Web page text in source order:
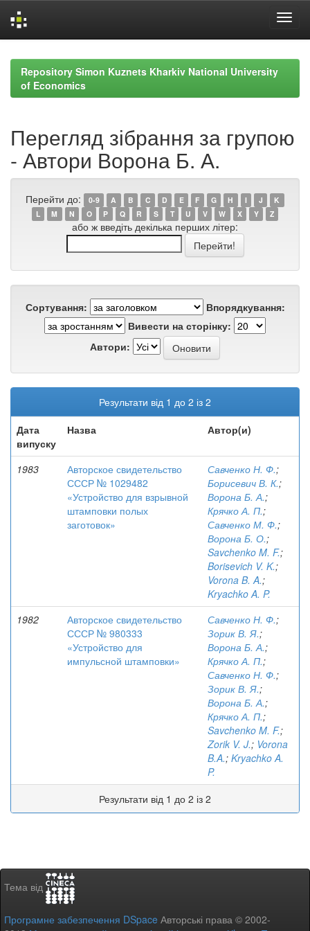
navigationRepository Simon Kuznets Kharkiv National University
of Economics
Перегляд зібрання за групою
- Автори Ворона Б. А.
Перейти до: 0-9 A B C D E F G H I J
K
L
M N O P Q R S T U V W X Y Z
або ж введіть декілька перших літер:
Сортування:
Впорядкування:
Вивести на сторінку:
Автори:
Результати від 1 до 2 із 2
Дата
випуску
Назва Автор(и)
1983
Авторское свидетельство
СССР № 1029482
«Устройство для взрывной
штамповки полых
заготовок»
Савченко Н. Ф.;
Борисевич В. К.;
Ворона Б. А.;
Крячко А. П.;
Савченко М. Ф.;
Ворона Б. О.;
Savchenko M. F.;
Borisevich V. K.;
Vorona B. A.;
Kryachko A. P.
1982
Авторское свидетельство
СССР № 980333
«Устройство для
импульсной штамповки»
Савченко Н. Ф.;
Зорик В. Я.;
Ворона Б. А.;
Крячко А. П.;
Савченко Н. Ф.;
Зорик В. Я.;
Ворона Б. А.;
Крячко А. П.;
Savchenko M. F.;
Zorik V. J.; Vorona
B.A.; Kryachko A.
P.
Результати від 1 до 2 із 2
Тема від
Програмне забезпечення DSpace Авторські права © 2002-